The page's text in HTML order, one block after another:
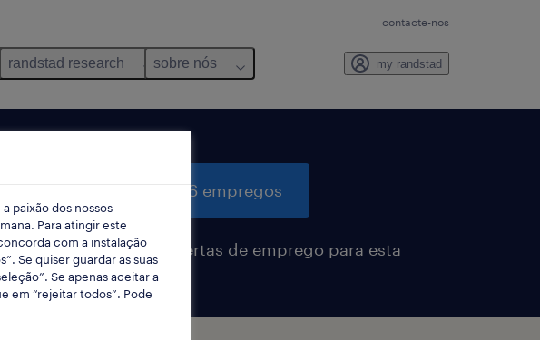
contacte-nos
randstad research sobre nós my randstad
pesquisar 6 empregos
receber alertas de emprego para esta
pesquisa
paixão dos nossos
Para atingir este
com a instalação
Se quiser guardar as suas
Se apenas aceitar a
em “rejeitar todos”. Pode